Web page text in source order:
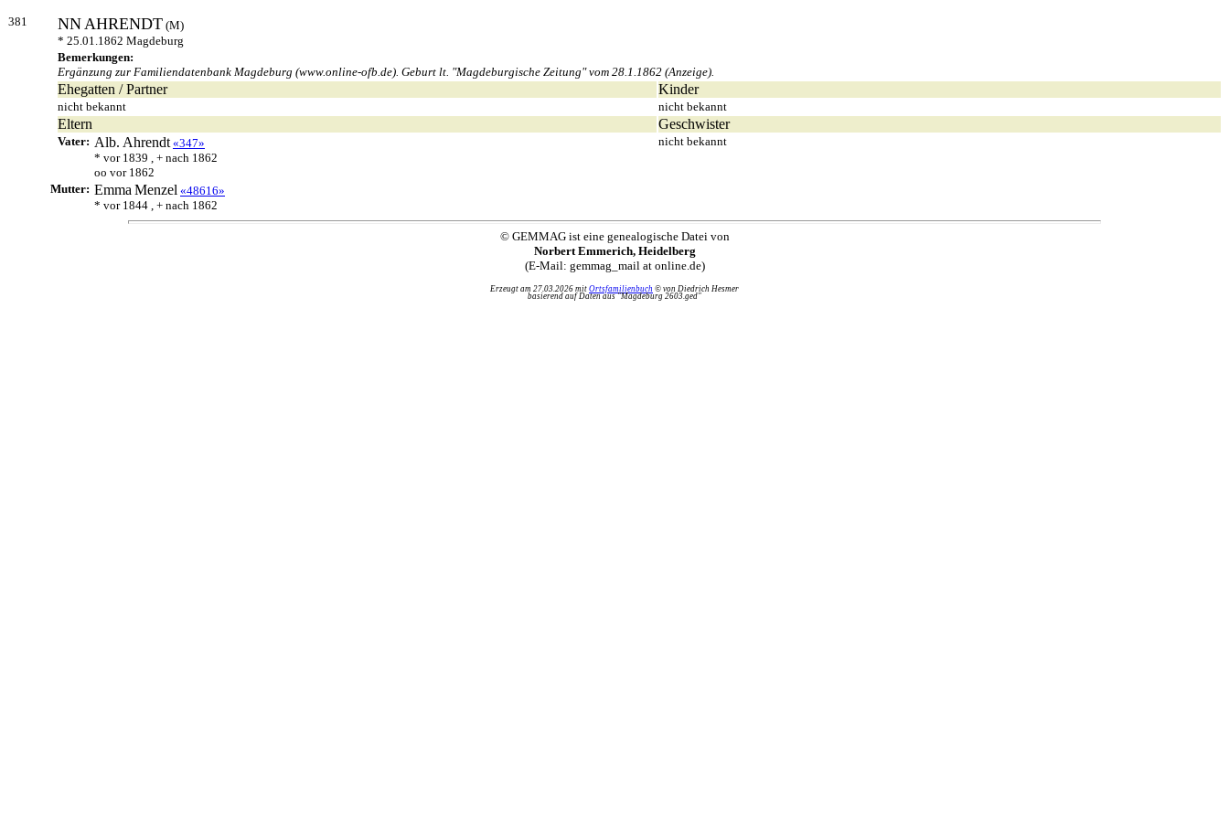
381 NNAHRENDT (M)
* 25.01.1862 Magdeburg
Bemerkungen:
Ergänzung zur Familiendatenbank Magdeburg (www.online-ofb.de). Geburt lt. "Magdeburgische Zeitung" vom 28.1.1862 (Anzeige).
Ehegatten / Partner Kinder
nicht bekannt nicht bekannt
Eltern Geschwister
Vater: Alb. Ahrendt «347»
* vor 1839 , + nach 1862
oo vor 1862
nicht bekannt
Mutter: Emma Menzel «48616»
* vor 1844 , + nach 1862
© GEMMAG ist eine genealogische Datei von
Norbert Emmerich, Heidelberg
(E-Mail: gemmag_mail at online.de)
Erzeugt am 27.03.2026 mit Ortsfamilienbuch © von Diedrich Hesmer
basierend auf Daten aus "Magdeburg 2603.ged"